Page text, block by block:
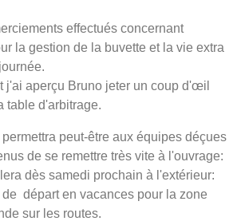
effectués concernant
la gestion de la buvette et la vie extra
j'ai aperçu Bruno jeter un coup d'œil
table d'arbitrage.
peut-être aux équipes déçues
de se remettre très vite à l'ouvrage:
dès samedi prochain à l'extérieur:
départ en vacances pour la zone
sur les routes.